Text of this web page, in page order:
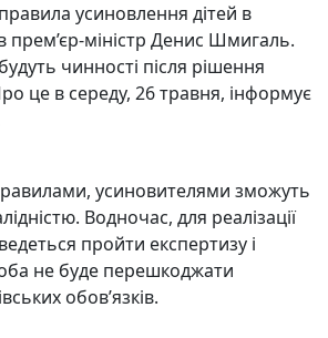
усиновлення дітей в
прем’єр-міністр Денис Шмигаль.
чинності після рішення
це в середу, 26 травня, інформує
усиновителями зможуть
Водночас, для реалізації
пройти експертизу і
не буде перешкоджати
обов’язків.